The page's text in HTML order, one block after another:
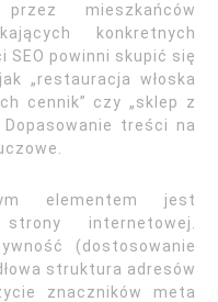
mieszkańców
konkretnych
SEO powinni skupić się
„restauracja włoska
cennik” czy „sklep z
Dopasowanie treści na
elementem jest
internetowej.
(dostosowanie
struktura adresów
znaczników meta